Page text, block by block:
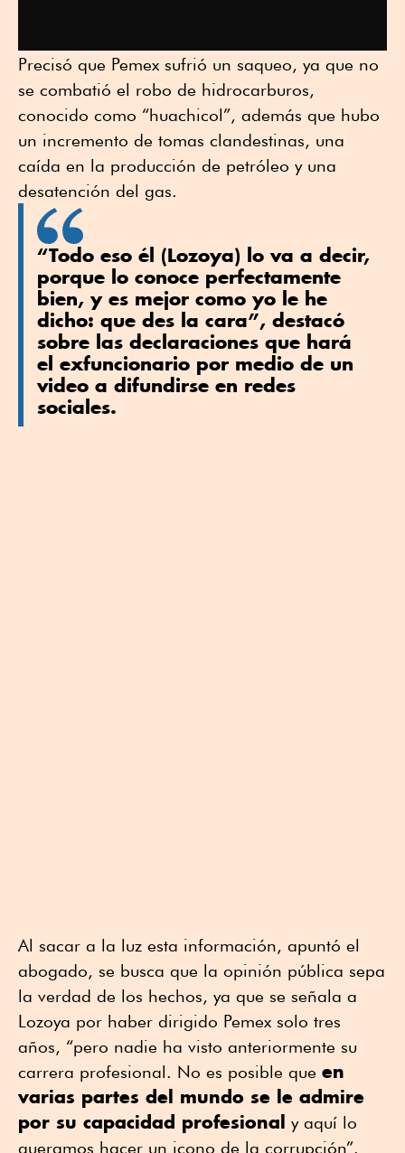
Precisó que Pemex sufrió un saqueo, ya que no
se combatió el robo de hidrocarburos,
conocido como “huachicol”, además que hubo
un incremento de tomas clandestinas, una
caída en la producción de petróleo y una
desatención del gas.
“Todo eso él (Lozoya) lo va a decir,
porque lo conoce perfectamente
bien, y es mejor como yo le he
dicho: que des la cara”, destacó
sobre las declaraciones que hará
el exfuncionario por medio de un
video a difundirse en redes
sociales.
Al sacar a la luz esta información, apuntó el
abogado, se busca que la opinión pública sepa
la verdad de los hechos, ya que se señala a
Lozoya por haber dirigido Pemex solo tres
años, “pero nadie ha visto anteriormente su
carrera profesional. No es posible que en
varias partes del mundo se le admire
por su capacidad profesional y aquí lo
queramos hacer un icono de la corrupción”.